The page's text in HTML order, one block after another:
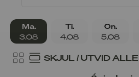
Ma.
3.08
Ti.
4.08
On.
5.08
SKJUL / UTVID ALLE